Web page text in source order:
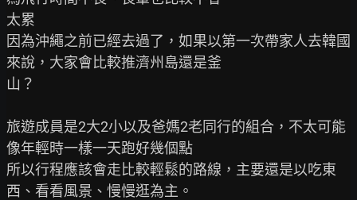
太累
因為沖繩之前已經去過了，如果以第一次帶家人去韓國
來說，大家會比較推濟州島還是釜
山？
旅遊成員是2大2小以及爸媽2老同行的組合，不太可能
像年輕時一樣一天跑好幾個點
所以行程應該會走比較輕鬆的路線，主要還是以吃東
西、看看風景、慢慢逛為主。